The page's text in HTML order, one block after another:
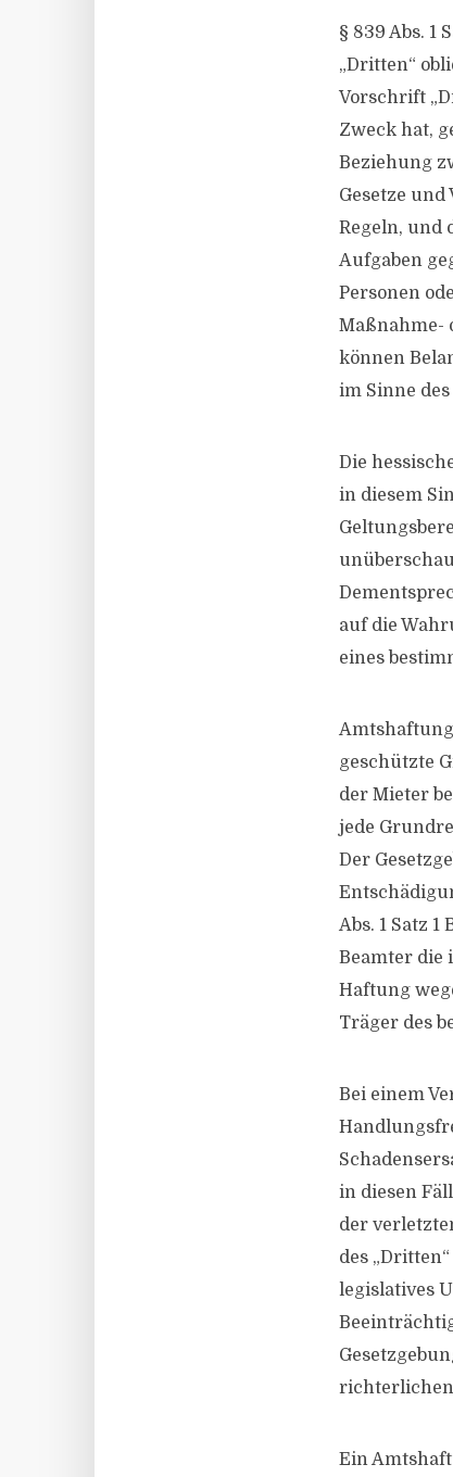
§ 839 Abs. 1
„Dritten“
Vorschrift
Zweck hat,
Beziehung
Gesetze
Regeln, und
Aufgaben
Personen
Maßnahme-
können
im Sinne des
Die
in diesem
auf die
eines
geschützte
der Mieter
jede
Der
Abs. 1 Satz
Beamter die
Haftung
Träger des
Bei einem
in diesen
der
des
legislatives
Ein